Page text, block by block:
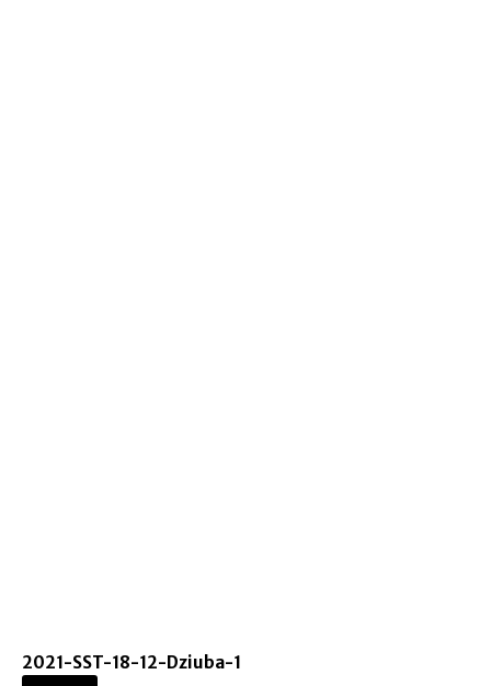
2021-SST-18-12-Dziuba-1